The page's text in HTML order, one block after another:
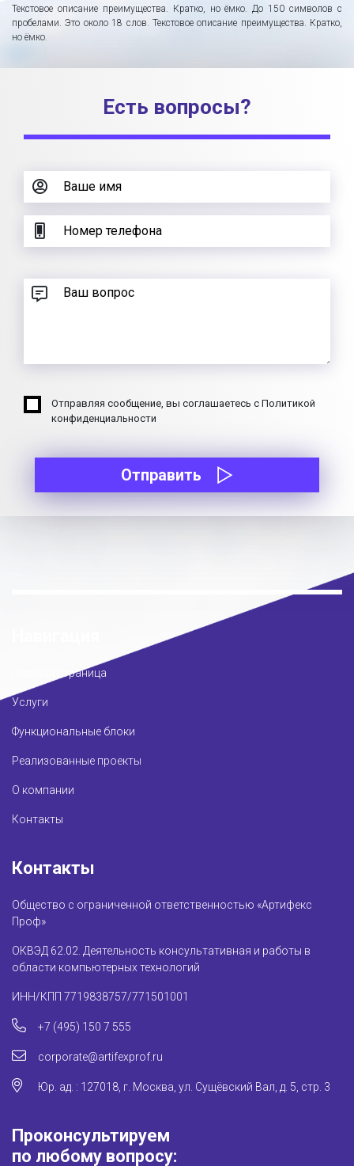
Текстовое описание преимущества. Кратко, но ёмко. До 150 символов с
пробелами. Это около 18 слов. Текстовое описание преимущества. Кратко,
но ёмко.
Есть вопросы?
Отправляя сообщение, вы соглашаетесь с Политикой
конфиденциальности
Отправить
Главная страница
Услуги
Функциональные блоки
Реализованные проекты
О компании
Контакты
Контакты
Общество с ограниченной ответственностью «Артифекс
Проф»
ОКВЭД 62.02. Деятельность консультативная и работы в
области компьютерных технологий
ИНН/КПП 7719838757/771501001
+7 (495) 150 7 555
corporate@artifexprof.ru
Юр. ад. : 127018, г. Москва, ул. Сущёвский Вал, д. 5, стр. 3
Проконсультируем
по любому вопросу: